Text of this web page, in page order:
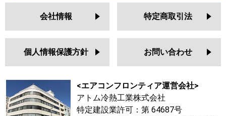
会社情報 特定商取引法
個人情報保護方針 お問い合わせ
<エアコンフロンティア運営会社>
アトム冷熱工業株式会社
特定建設業許可：第 64687号